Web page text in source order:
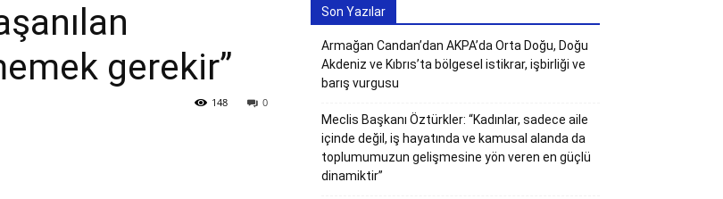
gerekir”
0
148
Son Yazılar
Armağan Candan’dan AKPA’da Orta Doğu, Doğu
Akdeniz ve Kıbrıs’ta bölgesel istikrar, işbirliği ve
barış vurgusu
Meclis Başkanı Öztürkler: “Kadınlar, sadece aile
içinde değil, iş hayatında ve kamusal alanda da
toplumumuzun gelişmesine yön veren en güçlü
dinamiktir”